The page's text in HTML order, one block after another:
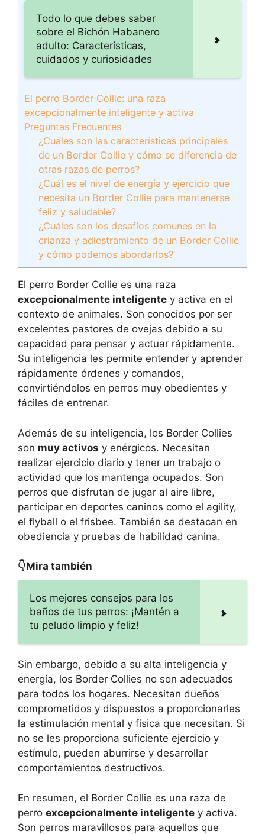
Todo lo que debes saber
sobre el Bichón Habanero
adulto: Características,
cuidados y curiosidades
El perro Border Collie: una raza
excepcionalmente inteligente y activa
Preguntas Frecuentes
¿Cuáles son las características principales
de un Border Collie y cómo se diferencia de
otras razas de perros?
¿Cuál es el nivel de energía y ejercicio que
necesita un Border Collie para mantenerse
feliz y saludable?
¿Cuáles son los desafíos comunes en la
crianza y adiestramiento de un Border Collie
y cómo podemos abordarlos?
El perro Border Collie es una raza
excepcionalmente inteligente y activa en el
contexto de animales. Son conocidos por ser
excelentes pastores de ovejas debido a su
capacidad para pensar y actuar rápidamente.
Su inteligencia les permite entender y aprender
rápidamente órdenes y comandos,
convirtiéndolos en perros muy obedientes y
fáciles de entrenar.
Además de su inteligencia, los Border Collies
son muy activos y enérgicos. Necesitan
realizar ejercicio diario y tener un trabajo o
actividad que los mantenga ocupados. Son
perros que disfrutan de jugar al aire libre,
participar en deportes caninos como el agility,
el flyball o el frisbee. También se destacan en
obediencia y pruebas de habilidad canina.
👇Mira también
Los mejores consejos para los
baños de tus perros: ¡Mantén a
tu peludo limpio y feliz!
Sin embargo, debido a su alta inteligencia y
energía, los Border Collies no son adecuados
para todos los hogares. Necesitan dueños
comprometidos y dispuestos a proporcionarles
la estimulación mental y física que necesitan. Si
no se les proporciona suficiente ejercicio y
estímulo, pueden aburrirse y desarrollar
comportamientos destructivos.
En resumen, el Border Collie es una raza de
perro excepcionalmente inteligente y activa.
Son perros maravillosos para aquellos que